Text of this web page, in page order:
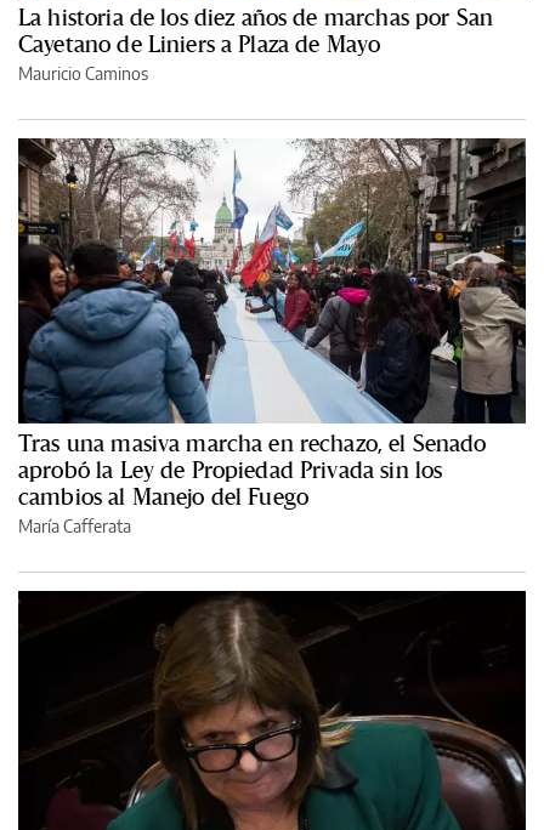
La historia de los diez años de marchas por San
Cayetano de Liniers a Plaza de Mayo
Mauricio Caminos
Tras una masiva marcha en rechazo, el Senado
aprobó la Ley de Propiedad Privada sin los
cambios al Manejo del Fuego
María Cafferata